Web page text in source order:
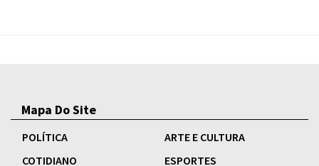
Mapa Do Site
POLÍTICA
ARTE E CULTURA
COTIDIANO
ESPORTES